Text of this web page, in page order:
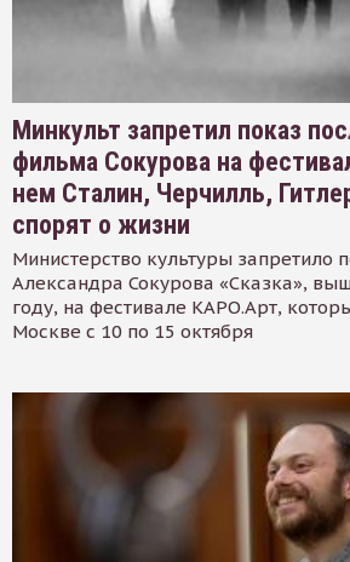
Минкульт запретил показ
фильма Сокурова на
нем Сталин, Черчилль,
спорят о жизни
Министерство культуры запретило
Александра Сокурова «Сказка»,
году, на фестивале КАРО.Арт,
Москве с 10 по 15 октября